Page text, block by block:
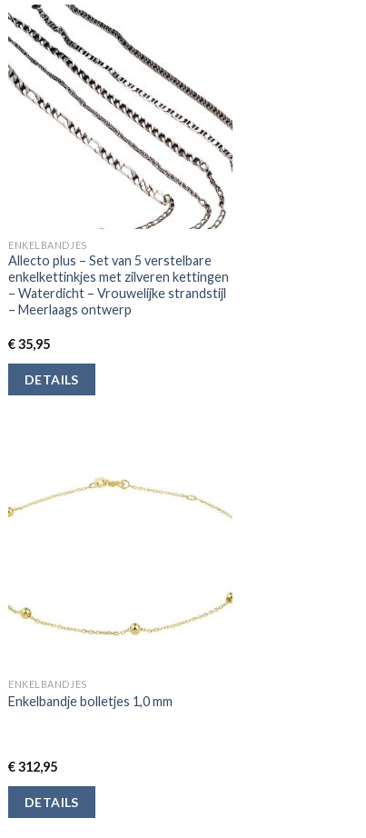
ENKELBANDJES
Allecto plus – Set van 5 verstelbare
enkelkettinkjes met zilveren kettingen
– Waterdicht – Vrouwelijke strandstijl
– Meerlaags ontwerp
€35,95
DETAILS
ENKELBANDJES
Enkelbandje bolletjes 1,0 mm
€312,95
DETAILS